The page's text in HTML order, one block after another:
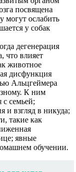
посвящена
ослабить
у собак
дегенерация
что влияет
животное
дисфункция
Альцгеймера
К ним
с семьей;
и взгляд в никуда;
такие как
явные
обучении.